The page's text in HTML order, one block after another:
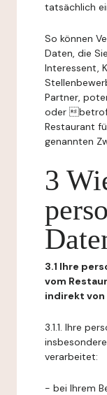
tatsächlich
So können
Daten, die
Interessent,
Partner,
oder
Restaurant
genannten
3
3.1 Ihre
vom
indirekt
3.1.1. Ihre
verarbeitet:
- bei Ihrem